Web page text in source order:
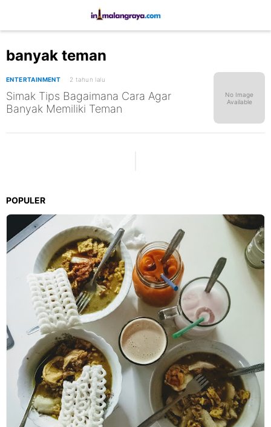
banyak teman
No Image
Available
ENTERTAINMENT 2 tahun lalu
Simak Tips Bagaimana Cara Agar
Banyak Memiliki Teman
POPULER